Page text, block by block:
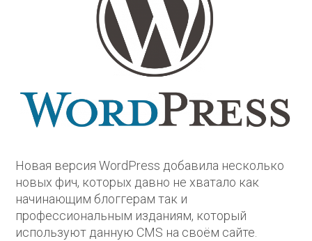
Новая версия WordPress добавила несколько
новых фич, которых давно не хватало как
начинающим блоггерам так и
профессиональным изданиям, который
используют данную CMS на своём сайте.